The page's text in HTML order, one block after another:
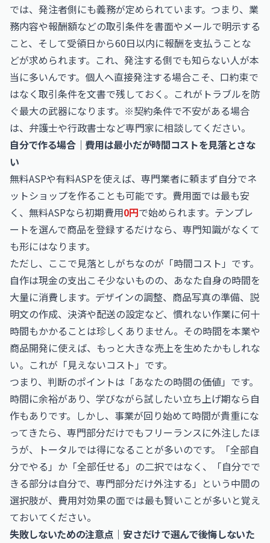
では、発注者側にも義務が定められています。つまり、業
務内容や報酬額などの取引条件を書面やメールで明示する
こと、そして受領日から60日以内に報酬を支払うことな
どが求められます。これ、発注する側でも知らない人が本
当に多いんです。個人へ直接発注する場合こそ、口約束で
はなく取引条件を文書で残しておく。これがトラブルを防
ぐ最大の武器になります。※契約条件で不安がある場合
は、弁護士や行政書士など専門家に相談してください。
自分で作る場合｜費用は最小だが時間コストを見落とさな
い
無料ASPや有料ASPを使えば、専門業者に頼まず自分でネ
ットショップを作ることも可能です。費用面では最も安
く、無料ASPなら初期費用0円で始められます。テンプレ
ートを選んで商品を登録するだけなら、専門知識がなくて
も形にはなります。
ただし、ここで見落としがちなのが「時間コスト」です。
自作は現金の支出こそ少ないものの、あなた自身の時間を
大量に消費します。デザインの調整、商品写真の準備、説
明文の作成、決済や配送の設定など、慣れない作業に何十
時間もかかることは珍しくありません。その時間を本業や
商品開発に使えば、もっと大きな売上を生めたかもしれな
い。これが「見えないコスト」です。
つまり、判断のポイントは「あなたの時間の価値」です。
時間に余裕があり、学びながら試したい立ち上げ期なら自
作もありです。しかし、事業が回り始めて時間が貴重にな
ってきたら、専門部分だけでもフリーランスに外注したほ
うが、トータルでは得になることが多いのです。「全部自
分でやる」か「全部任せる」の二択ではなく、「自分でで
きる部分は自分で、専門部分だけ外注する」という中間の
選択肢が、費用対効果の面では最も賢いことが多いと覚え
ておいてください。
失敗しないための注意点｜安さだけで選んで後悔しないた